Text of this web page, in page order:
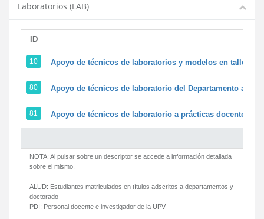
Laboratorios (LAB)
ID
10 Apoyo de técnicos de laboratorios y modelos en
80 Apoyo de técnicos de laboratorio del Departamento a la
81 Apoyo de técnicos de laboratorio a prácticas docentes y
NOTA: Al pulsar sobre un descriptor se accede a información detallada
sobre el mismo.
ALUD: Estudiantes matriculados en títulos adscritos a departamentos y
doctorado
PDI: Personal docente e investigador de la UPV